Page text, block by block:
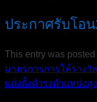
ประกาศรับโอน
This entry was
มาตรการการให้รางวั
แต่งตั้งดำรงตำแหน่งสู